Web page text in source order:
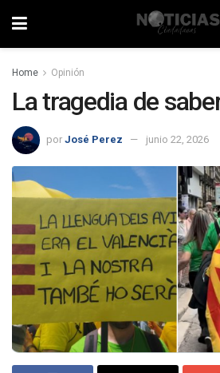
Home Opinión
La tragedia de
por José Perez junio 22, 2026